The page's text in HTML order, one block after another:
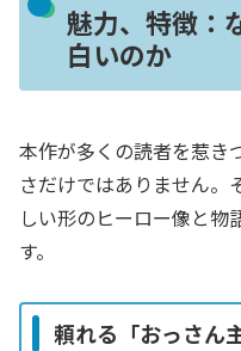
魅力、特徴：
白いのか
本作が多くの読者を惹き
さだけではありません。
しい形のヒーロー像と物
す。
頼れる「おっさん